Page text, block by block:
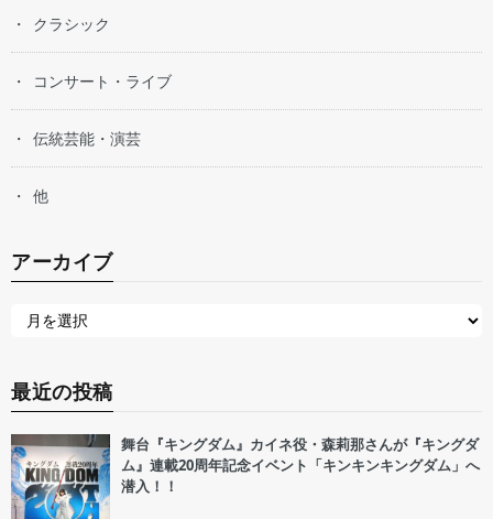
クラシック
コンサート・ライブ
伝統芸能・演芸
他
アーカイブ
最近の投稿
舞台『キングダム』カイネ役・森莉那さんが『キングダ
ム』連載20周年記念イベント「キンキンキングダム」へ
潜入！！